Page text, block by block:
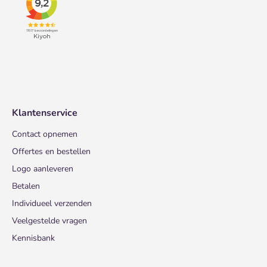
Klantenservice
Contact opnemen
Offertes en bestellen
Logo aanleveren
Betalen
Individueel verzenden
Veelgestelde vragen
Kennisbank